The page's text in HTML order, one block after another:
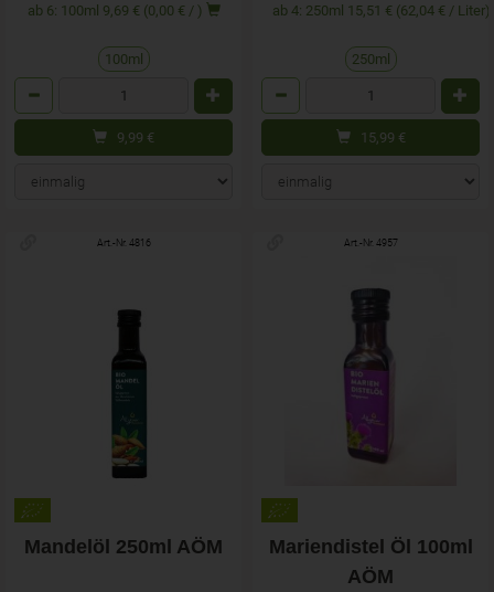
ab 6: 100ml 9,69 € (0,00 € / )
100ml
9,99 €
ab 4: 250ml 15,51 € (62,04 € / Liter)
250ml
15,99 €
Art.-Nr. 4816
Mandelöl 250ml AÖM
Art.-Nr. 4957
Mariendistel Öl 100ml
AÖM